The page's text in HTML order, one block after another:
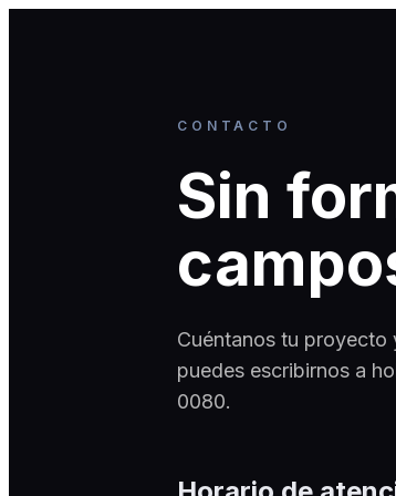
CONTACTO
Sin
Cuéntanos tu proyecto
puedes escribirnos a
0080.